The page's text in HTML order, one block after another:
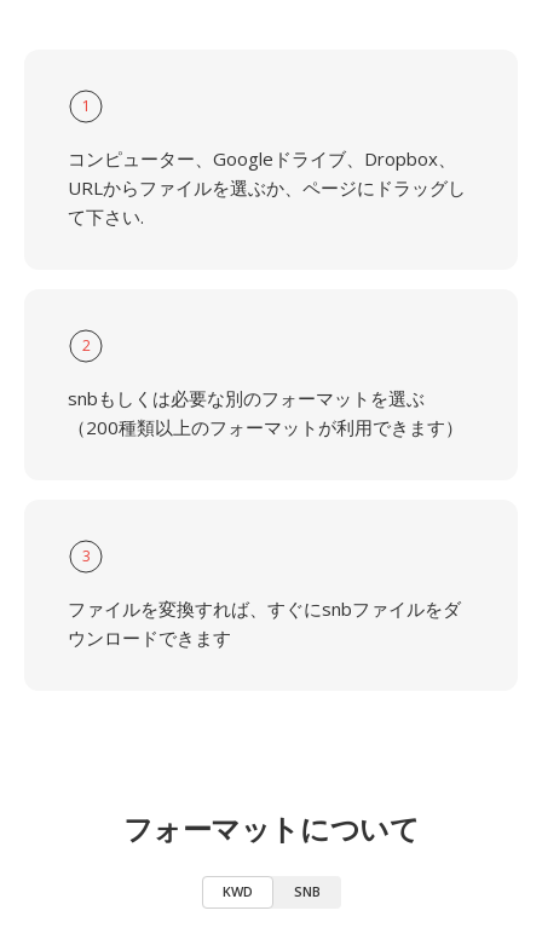
1
コンピューター、Googleドライブ、Dropbox、
URLからファイルを選ぶか、ページにドラッグし
て下さい.
2
snbもしくは必要な別のフォーマットを選ぶ
（200種類以上のフォーマットが利用できます）
3
ファイルを変換すれば、すぐにsnbファイルをダ
ウンロードできます
フォーマットについて
KWD SNB